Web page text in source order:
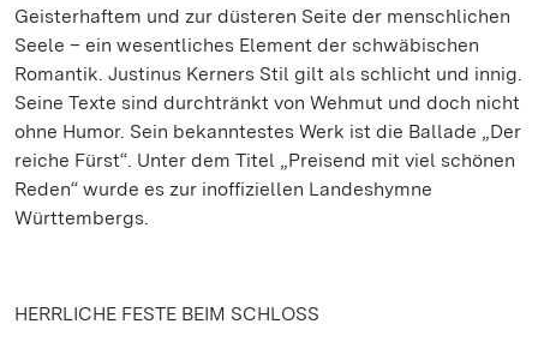
Geisterhaftem und zur düsteren Seite der menschlichen
Seele – ein wesentliches Element der schwäbischen
Romantik. Justinus Kerners Stil gilt als schlicht und innig.
Seine Texte sind durchtränkt von Wehmut und doch nicht
ohne Humor. Sein bekanntestes Werk ist die Ballade „Der
reiche Fürst“. Unter dem Titel „Preisend mit viel schönen
Reden“ wurde es zur inoffiziellen Landeshymne
Württembergs.
HERRLICHE FESTE BEIM SCHLOSS